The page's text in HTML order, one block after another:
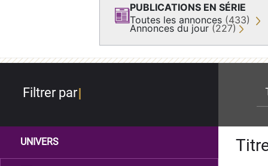
PUBLICATIONS EN SÉRIE
Toutes les annonces (433)
Annonces du jour (227)
Filtrer par
UNIVERS